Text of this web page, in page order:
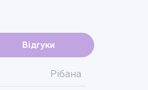
Відгуки
Рібана